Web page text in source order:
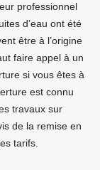
professionnel
d’eau ont été
être à l’origine
faire appel à un
si vous êtes à
est connu
travaux sur
de la remise en
tarifs.